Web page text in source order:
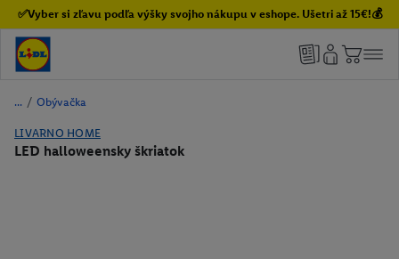
✅Vyber si zľavu podľa výšky svojho nákupu v eshope. Ušetri až 15€!💰
/ Obývačka
LIVARNO HOME
LED halloweensky škriatok